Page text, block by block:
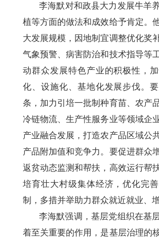
李海默对和政县大力发展牛羊
植等方面的做法和成效给予肯定。
大发展规模，因地制宜调整优化奖
气象预警、病害防治和技术指导等
动群众发展特色产业的积极性，
化、设施化、基地化发展步伐。
条，加力引培一批制种育苗、农产
冷链物流、生产性服务业等领域企
产业融合发展，打造农产品区域公
产品附加值和竞争力。要促进群众
返贫动态监测和帮扶，高效运行帮
培育壮大村级集体经济，优化完
制，多措并举助力群众就近就业、增
李海默强调，‌基层党组织在基
着至关重要的作用，是基层治理的